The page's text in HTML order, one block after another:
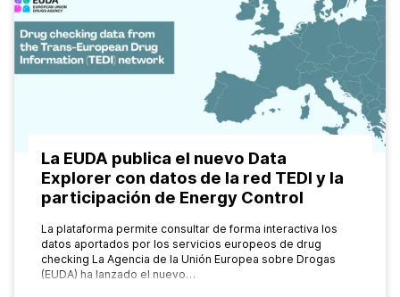
La EUDA publica el nuevo Data
Explorer con datos de la red TEDI y la
participación de Energy Control
La plataforma permite consultar de forma interactiva los
datos aportados por los servicios europeos de drug
checking La Agencia de la Unión Europea sobre Drogas
(EUDA) ha lanzado el nuevo…